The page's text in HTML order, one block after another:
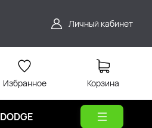
Личный кабинет
Избранное Корзина
DODGE